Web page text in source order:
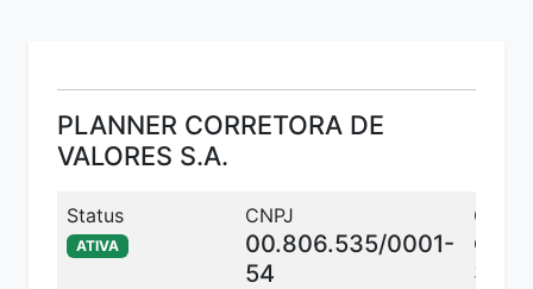
PLANNER CORRETORA DE
VALORES S.A.
Status
ATIVA
CNPJ
00.806.535/0001-
54
CVM
3107